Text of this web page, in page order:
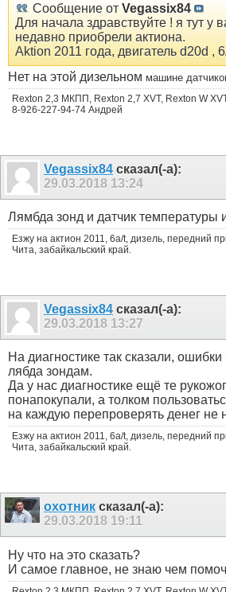
Сообщение от Vegassix84
Для начала здравствуйте ! я тут у
недавно приобрели актиона.
Aktion 2011 года, двигатель d20d ,
Нет на этой дизельном машине
Rexton 2,3 МКПП, Rexton 2,7 XVT, Rexton W
8-926-227-94-74 Андрей
Vegassix84 сказал(-а):
29.03.2018 13:24
Лямбда зонд и датчик температуры
Езжу на актион 2011, 6a/t, дизель, передний
Чита, забайкальский край.
Vegassix84 сказал(-а):
29.03.2018 13:27
На диагностике так сказали,
лябда зондам.
Да у нас диагностике ещё те
понапокупали, а толком
на каждую перепроверять денег не
Езжу на актион 2011, 6a/t, дизель, передний
Чита, забайкальский край.
охотник сказал(-а):
29.03.2018 19:11
Ну что на это сказать?
И самое главное, не знаю чем